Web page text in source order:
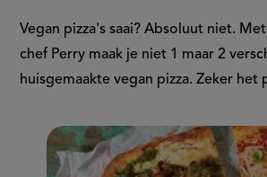
Vegan pizza's saai? Absoluut niet.
chef Perry maak je niet 1 maar 2
huisgemaakte vegan pizza. Zeker het